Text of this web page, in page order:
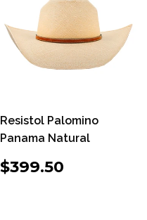
Resistol Palomino
Panama Natural
PRECIO
HABITUAL
$399.50